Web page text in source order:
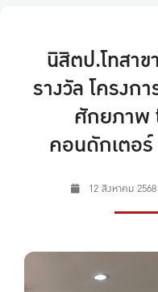
นิสิตป.โทสา
รางวัล โครงก
ศักยภาพ
คอนดักเตอร์
12 สิงหาคม 2568